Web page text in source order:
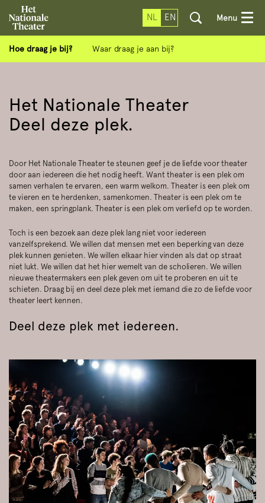
NL EN Menu
Hoe draag je bij? Waar draag je aan bij?
Het Nationale Theater
Deel deze plek.
Door Het Nationale Theater te steunen geef je de liefde voor theater
door aan iedereen die het nodig heeft. Want theater is een plek om
samen verhalen te ervaren, een warm welkom. Theater is een plek om
te vieren en te herdenken, samenkomen. Theater is een plek om te
maken, een springplank. Theater is een plek om verliefd op te worden.
Toch is een bezoek aan deze plek lang niet voor iedereen
vanzelfsprekend. We willen dat mensen met een beperking van deze
plek kunnen genieten. We willen elkaar hier vinden als dat op straat
niet lukt. We willen dat het hier wemelt van de scholieren. We willen
nieuwe theatermakers een plek geven om uit te proberen en uit te
schieten. Draag bij en deel deze plek met iemand die zo de liefde voor
theater leert kennen.
Deel deze plek met iedereen.